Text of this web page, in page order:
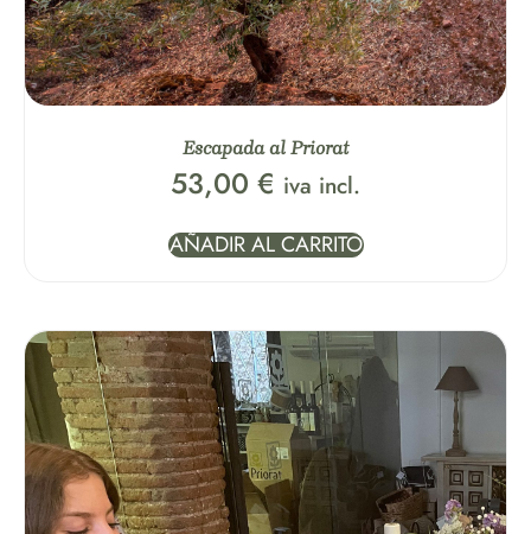
Escapada al Priorat
53,00 € iva incl.
AÑADIR AL CARRITO